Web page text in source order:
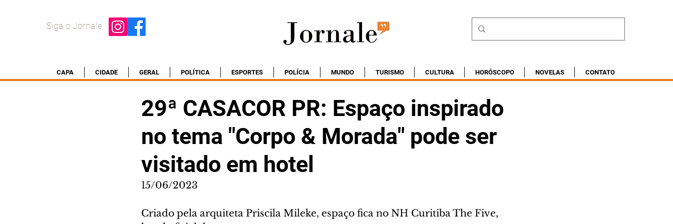
Siga o Jornale
CAPA CIDADE GERAL POLÍTICA ESPORTES POLÍCIA MUNDO TURISMO CULTURA HORÓSCOPO NOVELAS CONTATO
29ª CASACOR PR: Espaço inspirado
no tema "Corpo & Morada" pode ser
visitado em hotel
15/06/2023
Criado pela arquiteta Priscila Mileke, espaço fica no NH Curitiba The Five,